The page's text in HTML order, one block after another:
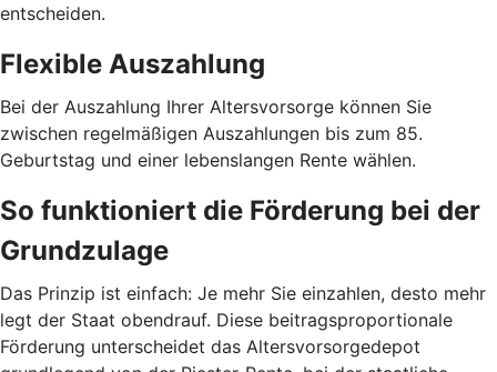
entscheiden.
Flexible Auszahlung
Bei der Auszahlung Ihrer Altersvorsorge können Sie
zwischen regelmäßigen Auszahlungen bis zum 85.
Geburtstag und einer lebenslangen Rente wählen.
So funktioniert die Förderung bei der
Grundzulage
Das Prinzip ist einfach: Je mehr Sie einzahlen, desto mehr
legt der Staat obendrauf. Diese beitragsproportionale
Förderung unterscheidet das Altersvorsorgedepot